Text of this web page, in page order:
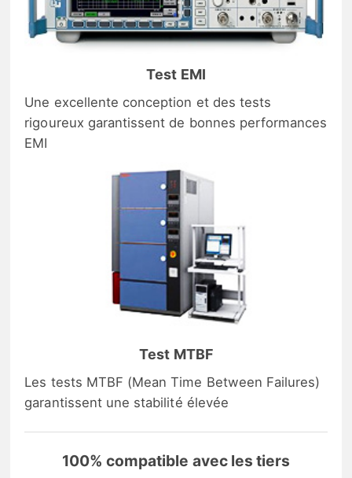
Test EMI
Une excellente conception et des tests
rigoureux garantissent de bonnes performances
EMI
Test MTBF
Les tests MTBF (Mean Time Between Failures)
garantissent une stabilité élevée
100% compatible avec les tiers